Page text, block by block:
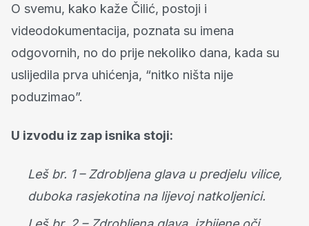
O svemu, kako kaže Čilić, postoji i
videodokumentacija, poznata su imena
odgovornih, no do prije nekoliko dana, kada su
uslijedila prva uhićenja, “nitko ništa nije
poduzimao”.
U izvodu iz zap isnika stoji:
Leš br. 1 – Zdrobljena glava u predjelu vilice,
duboka rasjekotina na lijevoj natkoljenici.